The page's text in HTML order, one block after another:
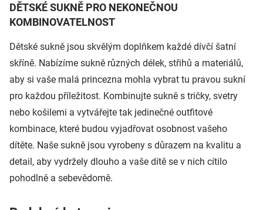
DĚTSKÉ SUKNĚ PRO NEKONEČNOU
KOMBINOVATELNOST
Dětské sukně jsou skvělým doplňkem každé dívčí šatní
skříně. Nabízíme sukně různých délek, střihů a materiálů,
aby si vaše malá princezna mohla vybrat tu pravou sukní
pro každou příležitost. Kombinujte sukně s tričky, svetry
nebo košilemi a vytvářejte tak jedinečné outfitové
kombinace, které budou vyjadřovat osobnost vašeho
dítěte. Naše sukně jsou vyrobeny s důrazem na kvalitu a
detail, aby vydržely dlouho a vaše dítě se v nich cítilo
pohodlně a sebevědomě.